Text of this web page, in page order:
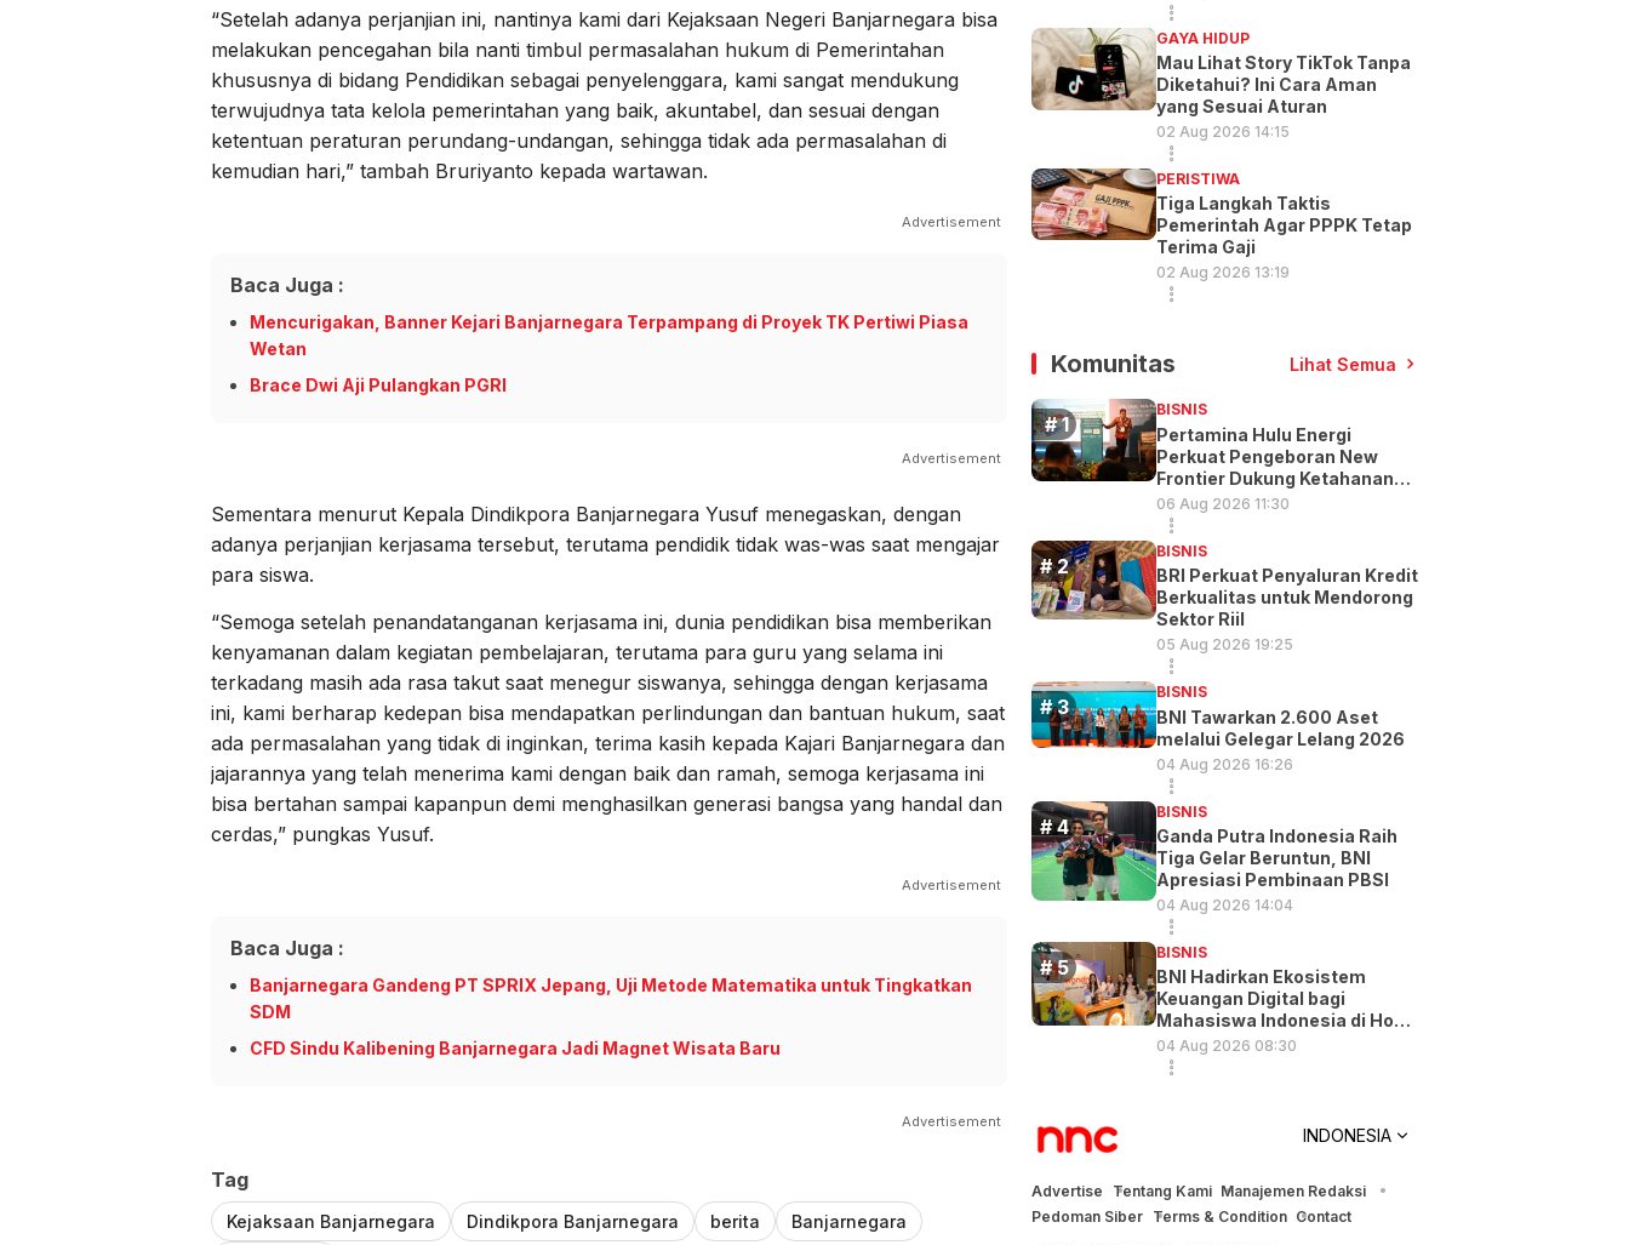
“Setelah adanya perjanjian ini, nantinya kami dari Kejaksaan Negeri Banjarnegara bisa
melakukan pencegahan bila nanti timbul permasalahan hukum di Pemerintahan
khususnya di bidang Pendidikan sebagai penyelenggara, kami sangat mendukung
terwujudnya tata kelola pemerintahan yang baik, akuntabel, dan sesuai dengan
ketentuan peraturan perundang-undangan, sehingga tidak ada permasalahan di
kemudian hari,” tambah Bruriyanto kepada wartawan.
Advertisement
Baca Juga :
Mencurigakan, Banner Kejari Banjarnegara Terpampang di Proyek TK Pertiwi Piasa
Wetan
Brace Dwi Aji Pulangkan PGRI
Advertisement
Sementara menurut Kepala Dindikpora Banjarnegara Yusuf menegaskan, dengan
adanya perjanjian kerjasama tersebut, terutama pendidik tidak was-was saat mengajar
para siswa.
“Semoga setelah penandatanganan kerjasama ini, dunia pendidikan bisa memberikan
kenyamanan dalam kegiatan pembelajaran, terutama para guru yang selama ini
terkadang masih ada rasa takut saat menegur siswanya, sehingga dengan kerjasama
ini, kami berharap kedepan bisa mendapatkan perlindungan dan bantuan hukum, saat
ada permasalahan yang tidak di inginkan, terima kasih kepada Kajari Banjarnegara dan
jajarannya yang telah menerima kami dengan baik dan ramah, semoga kerjasama ini
bisa bertahan sampai kapanpun demi menghasilkan generasi bangsa yang handal dan
cerdas,” pungkas Yusuf.
Advertisement
Baca Juga :
Banjarnegara Gandeng PT SPRIX Jepang, Uji Metode Matematika untuk Tingkatkan
SDM
CFD Sindu Kalibening Banjarnegara Jadi Magnet Wisata Baru
Advertisement
Tag
Kejaksaan Banjarnegara Dindikpora Banjarnegara berita
Banjarnegara
GAYA HIDUP
Mau Lihat Story TikTok Tanpa
Diketahui? Ini Cara Aman
yang Sesuai Aturan
02 Aug 2026 14:15
PERISTIWA
Tiga Langkah Taktis
Pemerintah Agar PPPK Tetap
Terima Gaji
02 Aug 2026 13:19
Komunitas Lihat Semua
BISNIS
Pertamina Hulu Energi
Perkuat Pengeboran New
Frontier Dukung Ketahanan
Energi
06 Aug 2026 11:30
BISNIS
BRI Perkuat Penyaluran Kredit
Berkualitas untuk Mendorong
Sektor Riil
05 Aug 2026 19:25
BISNIS
BNI Tawarkan 2.600 Aset
melalui Gelegar Lelang 2026
04 Aug 2026 16:26
BISNIS
Ganda Putra Indonesia Raih
Tiga Gelar Beruntun, BNI
Apresiasi Pembinaan PBSI
04 Aug 2026 14:04
BISNIS
BNI Hadirkan Ekosistem
Keuangan Digital bagi
Mahasiswa Indonesia di Hong
Kong
04 Aug 2026 08:30
INDONESIA
Advertise Tentang Kami Manajemen Redaksi
Pedoman Siber Terms & Condition Contact